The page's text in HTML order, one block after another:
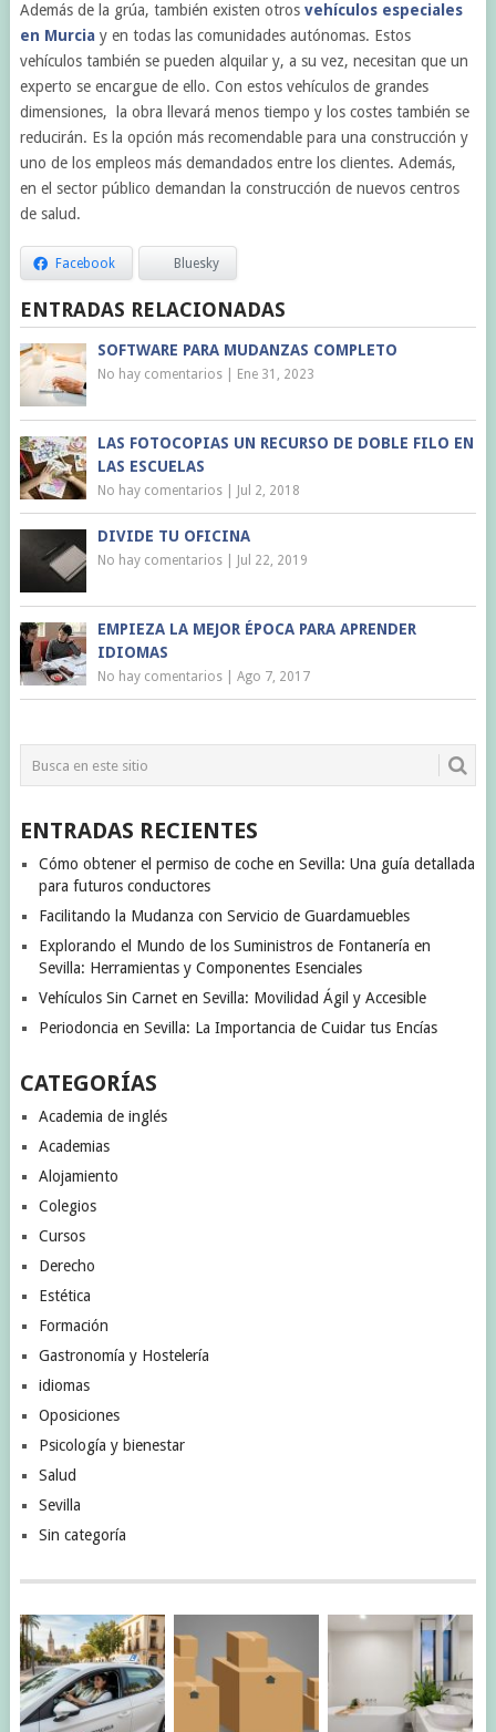
Además de la grúa, también existen otros vehículos especiales
en Murciay en todas las comunidades autónomas. Estos
vehículos también se pueden alquilar y, a su vez, necesitan que un
experto se encargue de ello. Con estos vehículos de grandes
dimensiones, la obra llevará menos tiempo y los costes también se
reducirán. Es la opción más recomendable para una construcción y
uno de los empleos más demandados entre los clientes. Además,
en el sector público demandan la construcción de nuevos centros
de salud.
Facebook Bluesky
ENTRADAS RELACIONADAS
SOFTWARE PARA MUDANZAS COMPLETO
No hay comentarios| Ene 31, 2023
LAS FOTOCOPIAS UN RECURSO DE DOBLE FILO EN
LAS ESCUELAS
No hay comentarios| Jul 2, 2018
DIVIDE TU OFICINA
No hay comentarios| Jul 22, 2019
EMPIEZA LA MEJOR ÉPOCA PARA APRENDER
IDIOMAS
No hay comentarios| Ago 7, 2017
ENTRADAS RECIENTES
Cómo obtener el permiso de coche en Sevilla: Una guía detallada
para futuros conductores
Facilitando la Mudanza con Servicio de Guardamuebles
Explorando el Mundo de los Suministros de Fontanería en
Sevilla: Herramientas y Componentes Esenciales
Vehículos Sin Carnet en Sevilla: Movilidad Ágil y Accesible
Periodoncia en Sevilla: La Importancia de Cuidar tus Encías
CATEGORÍAS
Academia de inglés
Academias
Alojamiento
Colegios
Cursos
Derecho
Estética
Formación
Gastronomía y Hostelería
idiomas
Oposiciones
Psicología y bienestar
Salud
Sevilla
Sin categoría